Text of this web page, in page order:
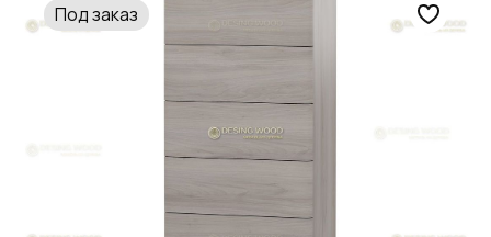
Под заказ